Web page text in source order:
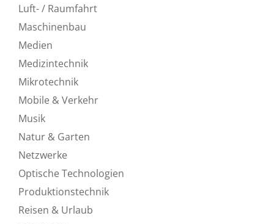
Luft- / Raumfahrt
Maschinenbau
Medien
Medizintechnik
Mikrotechnik
Mobile & Verkehr
Musik
Natur & Garten
Netzwerke
Optische Technologien
Produktionstechnik
Reisen & Urlaub